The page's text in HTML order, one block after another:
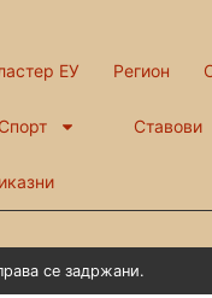
ЕУ Регион
Спорт Ставови
се задржани.